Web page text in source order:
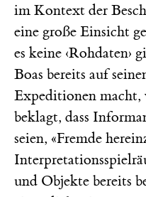
im Kontext der
eine große Einsicht
es keine ‹Rohdaten›
Boas bereits auf
Expeditionen macht,
beklagt, dass
seien, «Fremde
und Objekte bereits